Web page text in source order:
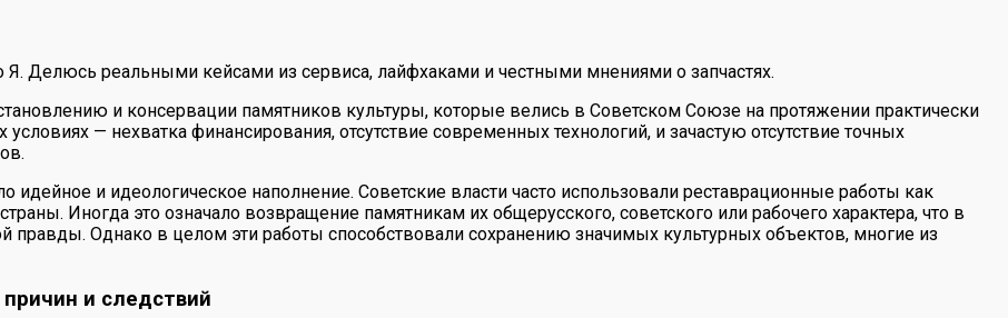
Делюсь реальными кейсами из сервиса, лайфхаками и честными мнениями о запчастях.
и консервации памятников культуры, которые велись в Советском Союзе на протяжении практически
— нехватка финансирования, отсутствие современных технологий, и зачастую отсутствие точных
и идеологическое наполнение. Советские власти часто использовали реставрационные работы как
Иногда это означало возвращение памятникам их общерусского, советского или рабочего характера, что в
правды. Однако в целом эти работы способствовали сохранению значимых культурных объектов, многие из
и следствий